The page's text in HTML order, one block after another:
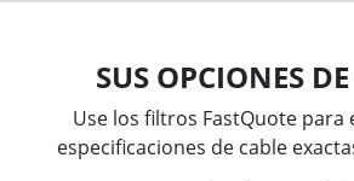
SUS OPCIONES
Use los filtros FastQuote para
especificaciones de cable